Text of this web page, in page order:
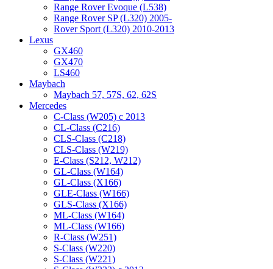
Range Rover Evoque (L538)
Range Rover SP (L320) 2005-
Rover Sport (L320) 2010-2013
Lexus
GX460
GX470
LS460
Maybach
Maybach 57, 57S, 62, 62S
Mercedes
C-Class (W205) с 2013
CL-Class (C216)
CLS-Class (C218)
CLS-Class (W219)
E-Class (S212, W212)
GL-Class (W164)
GL-Class (X166)
GLE-Class (W166)
GLS-Class (X166)
ML-Class (W164)
ML-Class (W166)
R-Class (W251)
S-Class (W220)
S-Class (W221)